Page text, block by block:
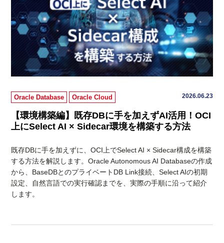
Oracle Database Oracle Cloud 2026.06.23
【環境構築編】既存DBに手を加えずAI活用！OCI
上にSelect AI × Sidecar環境を構築する方法
既存DBに手を加えずに、OCI上でSelect AI × Sidecar構成を構築
する方法を解説します。Oracle Autonomous AI Databaseの作成
から、BaseDBとのプライベートDB Link接続、Select AIの初期
設定、自然言語での実行確認までを、実際の手順に沿って紹介
します。